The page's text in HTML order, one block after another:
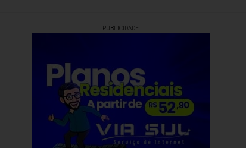
PUBLICIDADE